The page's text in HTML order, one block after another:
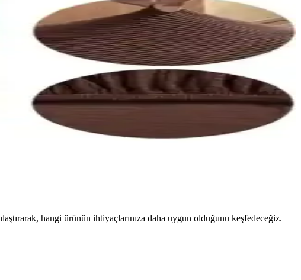
hangi ürünün ihtiyaçlarınıza daha uygun olduğunu keşfedeceğiz.